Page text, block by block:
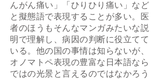
んがん痛い」「ひりひり痛い」など
と擬態語で表現することが多い。医
者のほうもそんなマンガみたいな説
明で理解し、病因の判断に役立てて
いる。他の国の事情は知らないが、
オノマトペ表現の豊富な日本語なら
ではの光景と言えるのではなかろう